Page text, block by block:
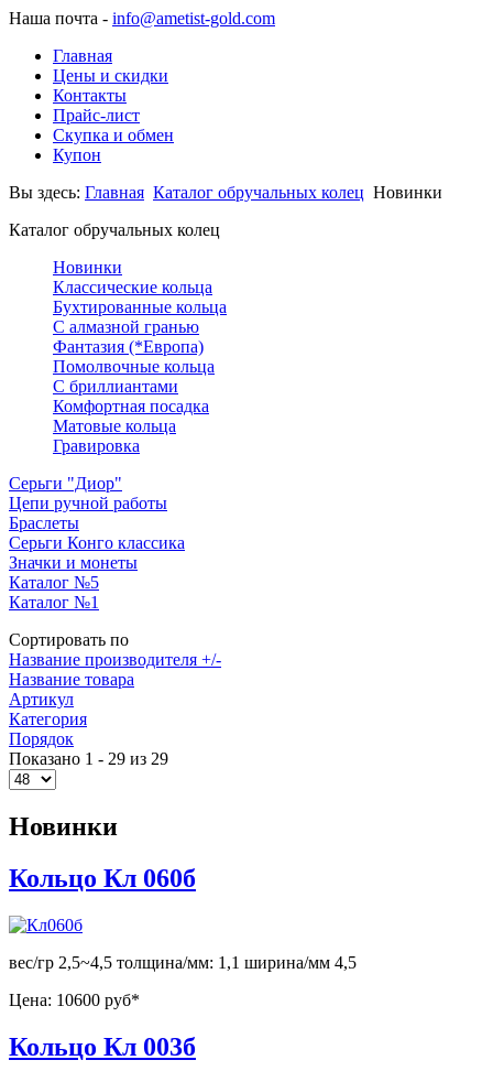
Наша почта - info@ametist-gold.com
Главная
Цены и скидки
Контакты
Прайс-лист
Скупка и обмен
Купон
Вы здесь: Главная Каталог обручальных колец Новинки
Каталог обручальных колец
Новинки
Классические кольца
Бухтированные кольца
С алмазной гранью
Фантазия (*Европа)
Помолвочные кольца
С бриллиантами
Комфортная посадка
Матовые кольца
Гравировка
Серьги "Диор"
Цепи ручной работы
Браслеты
Серьги Конго классика
Значки и монеты
Каталог №5
Каталог №1
Сортировать по
Название производителя +/-
Название товара
Артикул
Категория
Порядок
Показано 1 - 29 из 29
Новинки
Кольцо Кл 060б
вес/гр 2,5~4,5 толщина/мм: 1,1 ширина/мм 4,5
Цена: 10600 руб*
Кольцо Кл 003б